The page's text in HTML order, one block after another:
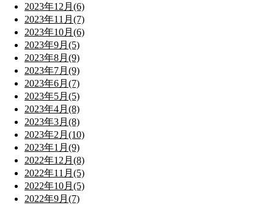
2023年12月(6)
2023年11月(7)
2023年10月(6)
2023年9月(5)
2023年8月(9)
2023年7月(9)
2023年6月(7)
2023年5月(5)
2023年4月(8)
2023年3月(8)
2023年2月(10)
2023年1月(9)
2022年12月(8)
2022年11月(5)
2022年10月(5)
2022年9月(7)